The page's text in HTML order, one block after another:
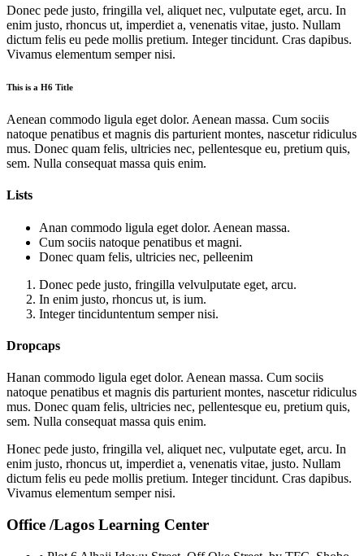
Donec pede justo, fringilla vel, aliquet nec, vulputate eget, arcu. In
enim justo, rhoncus ut, imperdiet a, venenatis vitae, justo. Nullam
dictum felis eu pede mollis pretium. Integer tincidunt. Cras dapibus.
Vivamus elementum semper nisi.
This is a H6 Title
Aenean commodo ligula eget dolor. Aenean massa. Cum sociis
natoque penatibus et magnis dis parturient montes, nascetur ridiculus
mus. Donec quam felis, ultricies nec, pellentesque eu, pretium quis,
sem. Nulla consequat massa quis enim.
Lists
Anan commodo ligula eget dolor. Aenean massa.
Cum sociis natoque penatibus et magni.
Donec quam felis, ultricies nec, pelleenim
Donec pede justo, fringilla velvulputate eget, arcu.
In enim justo, rhoncus ut, is ium.
Integer tinciduntentum semper nisi.
Dropcaps
Hanan commodo ligula eget dolor. Aenean massa. Cum sociis
natoque penatibus et magnis dis parturient montes, nascetur ridiculus
mus. Donec quam felis, ultricies nec, pellentesque eu, pretium quis,
sem. Nulla consequat massa quis enim.
Honec pede justo, fringilla vel, aliquet nec, vulputate eget, arcu. In
enim justo, rhoncus ut, imperdiet a, venenatis vitae, justo. Nullam
dictum felis eu pede mollis pretium. Integer tincidunt. Cras dapibus.
Vivamus elementum semper nisi.
Office /Lagos Learning Center